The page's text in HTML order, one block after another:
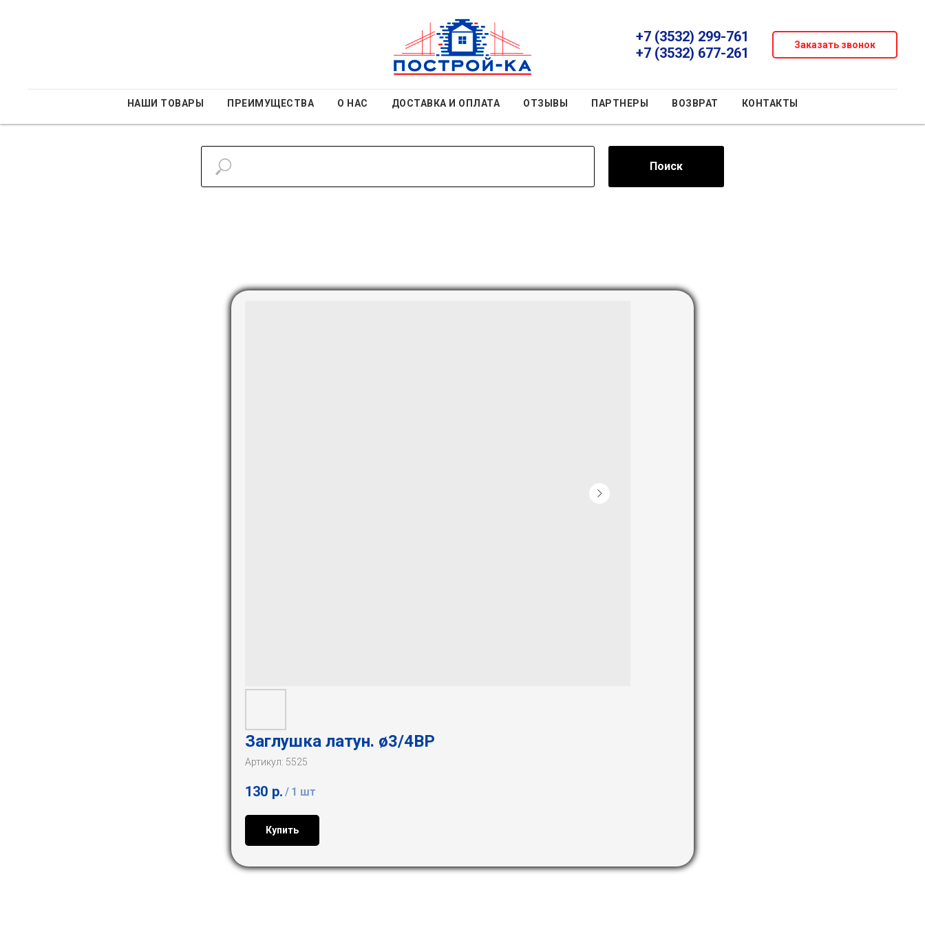
+7 (3532) 299-761
+7 (3532) 677-261
Заказать звонок
НАШИ ТОВАРЫ ПРЕИМУЩЕСТВА О НАС ДОСТАВКА И ОПЛАТА ОТЗЫВЫ ПАРТНЕРЫ ВОЗВРАТ КОНТАКТЫ
Поиск
Заглушка латун. ø3/4ВР
Артикул: 5525
130 р. / 1 шт
Купить